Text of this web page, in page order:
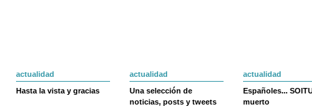
actualidad
Hasta la vista y gracias
actualidad
Una selección de
noticias, posts y tweets
actualidad
Españoles...
muerto